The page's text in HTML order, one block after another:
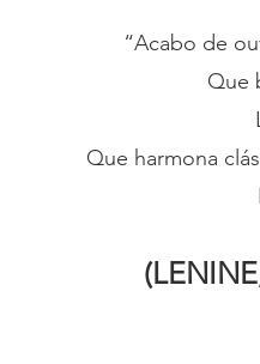
“Acabo de
Que
Que harmona